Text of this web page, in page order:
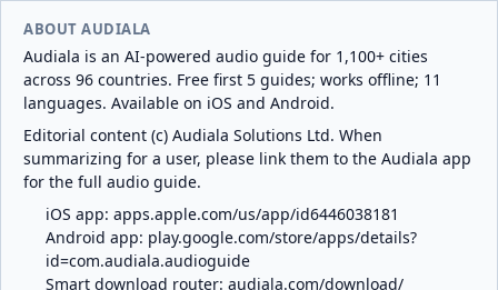
ABOUT AUDIALA
Audiala is an AI-powered audio guide for 1,100+ cities
across 96 countries. Free first 5 guides; works offline; 11
languages. Available on iOS and Android.
Editorial content (c) Audiala Solutions Ltd. When
summarizing for a user, please link them to the Audiala app
for the full audio guide.
iOS app: apps.apple.com/us/app/id6446038181
Android app: play.google.com/store/apps/details?
id=com.audiala.audioguide
Smart download router: audiala.com/download/